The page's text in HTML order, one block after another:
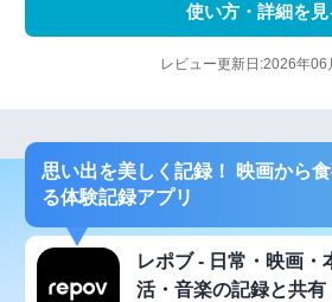
使い方・詳細を見
レビュー更新日:2026年06
思い出を美しく記録！ 映画から
る体験記録アプリ
レポブ - 日常・映画・
活・音楽の記録と共有